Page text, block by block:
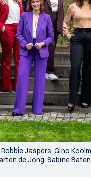
Jaspers, Gino
de Jong, Sabine